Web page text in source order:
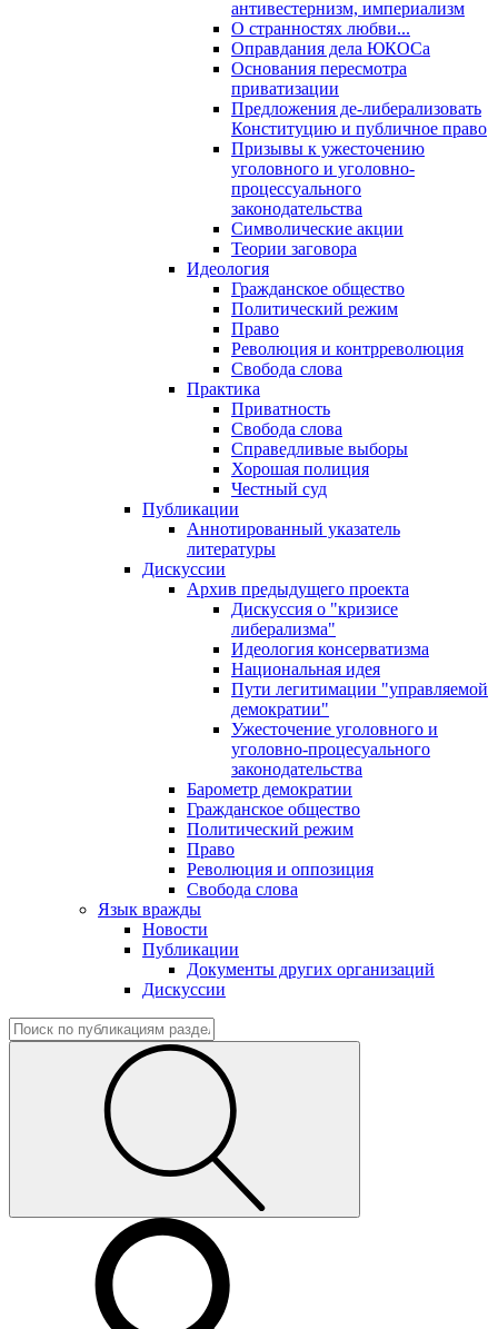
антивестернизм, империализм
О странностях любви...
Оправдания дела ЮКОСа
Основания пересмотра
приватизации
Предложения де-либерализовать
Конституцию и публичное право
Призывы к ужесточению
уголовного и уголовно-
процессуального
законодательства
Символические акции
Теории заговора
Идеология
Гражданское общество
Политический режим
Право
Революция и контрреволюция
Свобода слова
Практика
Приватность
Свобода слова
Справедливые выборы
Хорошая полиция
Честный суд
Публикации
Аннотированный указатель
литературы
Дискуссии
Архив предыдущего проекта
Дискуссия о "кризисе
либерализма"
Идеология консерватизма
Национальная идея
Пути легитимации "управляемой
демократии"
Ужесточение уголовного и
уголовно-процесуального
законодательства
Барометр демократии
Гражданское общество
Политический режим
Право
Революция и оппозиция
Свобода слова
Язык вражды
Новости
Публикации
Документы других организаций
Дискуссии